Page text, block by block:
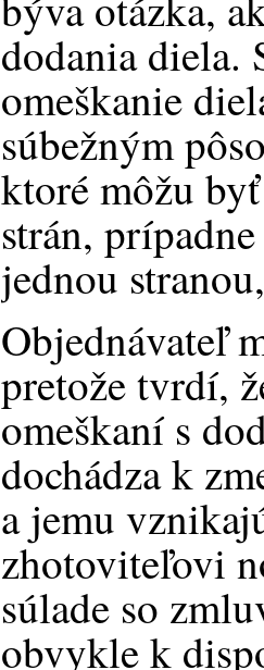
dodania diela.
omeškanie
súbežným
ktoré môžu
strán,
jednou
Objednávateľ
pretože tvrdí,
omeškaní s
dochádza k
a jemu
zhotoviteľovi
súlade so
obvykle k